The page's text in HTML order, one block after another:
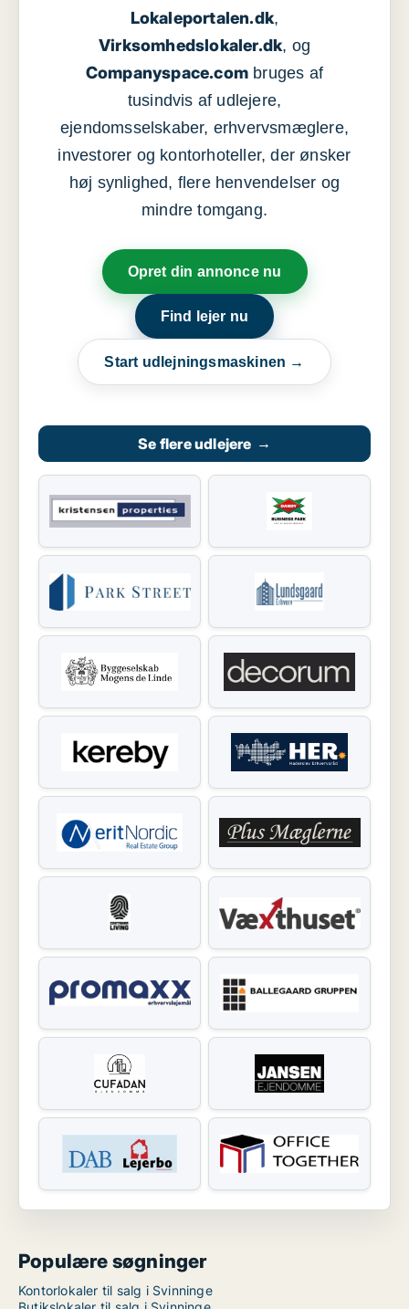
Lokaleportalen.dk,
Virksomhedslokaler.dk, og
Companyspace.com bruges af
tusindvis af udlejere,
ejendomsselskaber, erhvervsmæglere,
investorer og kontorhoteller, der ønsker
høj synlighed, flere henvendelser og
mindre tomgang.
Opret din annonce nu
Find lejer nu
Start udlejningsmaskinen →
Se flere udlejere →
Populære søgninger
Kontorlokaler til salg i Svinninge